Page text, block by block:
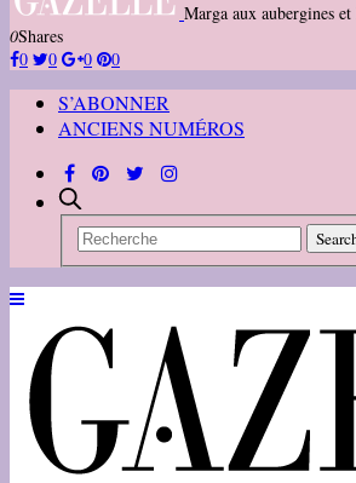
Marga aux aubergines
0Shares
0
0 0 0
S’ABONNER
ANCIENS NUMÉROS